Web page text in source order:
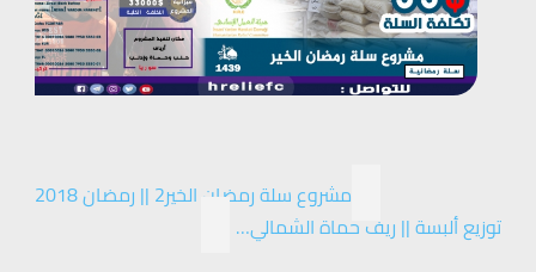
مشروع سلة رمضان الخير2 || رمضان 2018
توزيع ألبسة || ريف حماة الشمالي…